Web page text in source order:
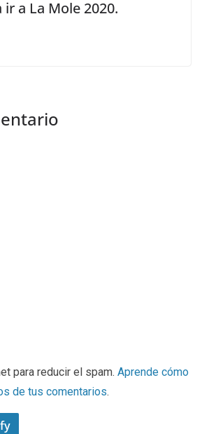
a La Mole 2020.
para reducir el spam. Aprende cómo
de tus comentarios.